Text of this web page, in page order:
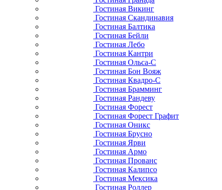
Гостиная Викинг
Гостиная Скандинавия
Гостиная Балтика
Гостиная Бейли
Гостиная Лебо
Гостиная Кантри
Гостиная Ольса-С
Гостиная Бон Вояж
Гостиная Квадро-С
Гостиная Брамминг
Гостиная Рандеву
Гостиная Форест
Гостиная Форест Графит
Гостиная Оникс
Гостиная Брусно
Гостиная Ярви
Гостиная Армо
Гостиная Прованс
Гостиная Калипсо
Гостиная Мексика
Гостиная Роллер